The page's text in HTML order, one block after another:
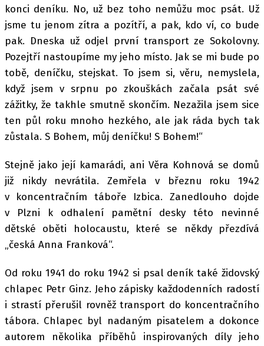
konci deníku. No, už bez toho nemůžu moc psát. Už
jsme tu jenom zítra a pozítří, a pak, kdo ví, co bude
pak. Dneska už odjel první transport ze Sokolovny.
Pozejtří nastoupíme my jeho místo. Jak se mi bude po
tobě, deníčku, stejskat. To jsem si, věru, nemyslela,
když jsem v srpnu po zkouškách začala psát své
zážitky, že takhle smutně skončím. Nezažila jsem sice
ten půl roku mnoho hezkého, ale jak ráda bych tak
zůstala. S Bohem, můj deníčku! S Bohem!“
Stejně jako její kamarádi, ani Věra Kohnová se domů
již nikdy nevrátila. Zemřela v březnu roku 1942
v koncentračním táboře Izbica. Zanedlouho dojde
v Plzni k odhalení pamětní desky této nevinné
dětské oběti holocaustu, které se někdy přezdívá
„česká Anna Franková“.
Od roku 1941 do roku 1942 si psal deník také židovský
chlapec Petr Ginz. Jeho zápisky každodenních radostí
i strastí přerušil rovněž transport do koncentračního
tábora. Chlapec byl nadaným pisatelem a dokonce
autorem několika příběhů inspirovaných díly jeho